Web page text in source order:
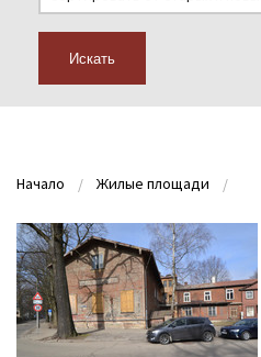
Искать
Начало Жилые площади